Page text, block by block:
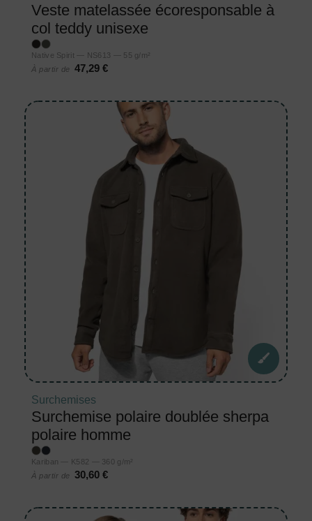
Veste matelassée écoresponsable à
col teddy unisexe
Native Spirit — NS613 — 55 g/m²
À partir de
47,29 €
Surchemises
Surchemise polaire doublée sherpa
polaire homme
Kariban — K582 — 360 g/m²
À partir de
30,60 €